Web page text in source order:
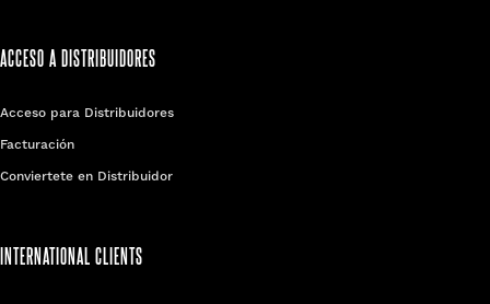
ACCESO A DISTRIBUIDORES
Acceso para Distribuidores
Facturación
Conviertete en Distribuidor
INTERNATIONAL CLIENTS